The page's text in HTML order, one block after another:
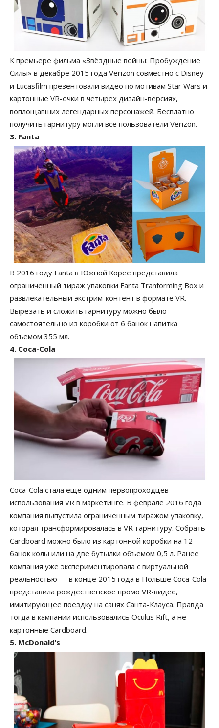
К премьере фильма «Звёздные войны: Пробуждение
Силы» в декабре 2015 года Verizon совместно с Disney
и Lucasfilm презентовали видео по мотивам Star Wars и
картонные VR-очки в четырех дизайн-версиях,
воплощавших легендарных персонажей. Бесплатно
получить гарнитуру могли все пользователи Verizon.
3. Fanta
В 2016 году Fanta в Южной Корее представила
ограниченный тираж упаковки Fanta Tranforming Box и
развлекательный экстрим-контент в формате VR.
Вырезать и сложить гарнитуру можно было
самостоятельно из коробки от 6 банок напитка
объемом 355 мл.
4. Coca-Cola
Coca-Cola стала еще одним первопроходцев
использования VR в маркетинге. В феврале 2016 года
компания выпустила ограниченным тиражом упаковку,
которая трансформировалась в VR-гарнитуру. Собрать
Cardboard можно было из картонной коробки на 12
банок колы или на две бутылки объемом 0,5 л. Ранее
компания уже экспериментировала с виртуальной
реальностью — в конце 2015 года в Польше Coca-Cola
представила рождественское промо VR-видео,
имитирующее поездку на санях Санта-Клауса. Правда
тогда в кампании использовались Oculus Rift, а не
картонные Cardboard.
5. McDonald’s